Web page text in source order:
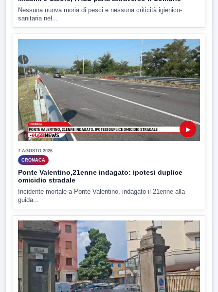
Nessuna nuova moria di pesci e nessuna criticità igienico-
sanitaria nel...
▶
7 AGOSTO 2026
CRONACA
Ponte Valentino,21enne indagato: ipotesi duplice
omicidio stradale
Incidente mortale a Ponte Valentino, indagato il 21enne alla
guida...